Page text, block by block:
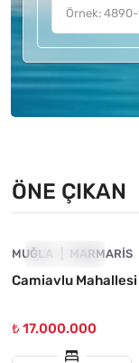
ÖNE ÇIKAN
ÖNE ÇIKAN
MUĞLA MARMARIS
Camiavlu Mahallesi
₺ 17.000.000